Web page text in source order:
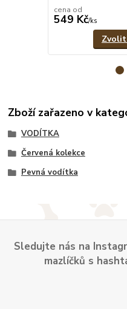
cena od
549 Kč/ks
Zboží zařazeno v
VODÍTKA
Červená kolekce
Pevná vodítka
Sledujte nás na
mazlíčků s